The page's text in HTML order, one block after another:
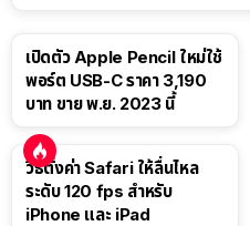
เปิดตัว Apple Pencil ใหม่ใช้
พอร์ต USB-C ราคา 3,190
บาท ขาย พ.ย. 2023 นี้
วิธีตั้งค่า Safari ให้ลื่นไหล
ระดับ 120 fps สำหรับ
iPhone และ iPad